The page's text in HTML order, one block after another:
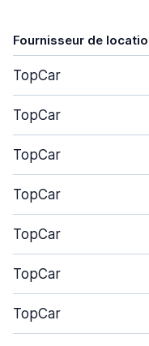
Fournisseur de
TopCar
TopCar
TopCar
TopCar
TopCar
TopCar
TopCar